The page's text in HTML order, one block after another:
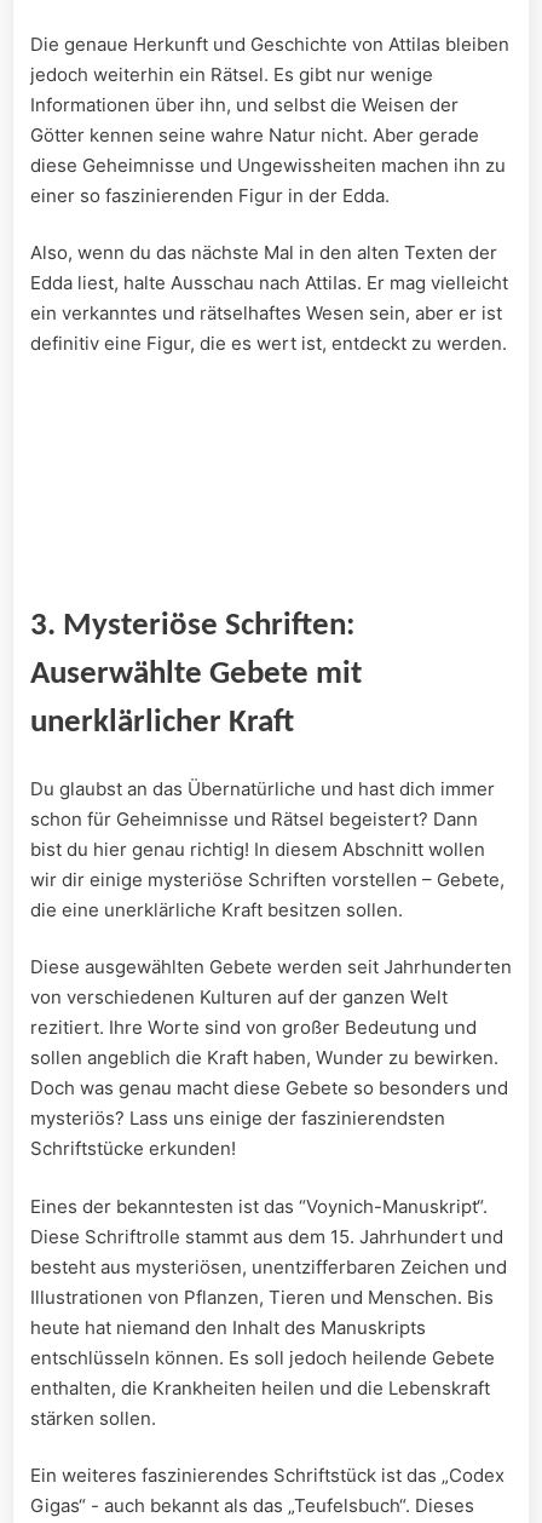
Die genaue Herkunft und Geschichte ⁢von AttiIas bleiben
jedoch weiterhin ein ⁣Rätsel. Es⁣ gibt nur wenige
Informationen über ihn, und⁢ selbst die Weisen der
Götter kennen​ seine ‍wahre Natur nicht. Aber gerade⁢
diese ‌Geheimnisse⁣ und Ungewissheiten ⁣machen ihn zu
einer so faszinierenden Figur‌ in der Edda.
Also, wenn du ​das ⁢nächste Mal in⁣ den‌ alten ‍Texten der
Edda liest, halte Ausschau nach AttiIas. Er mag vielleicht‌
ein ⁢verkanntes​ und rätselhaftes Wesen sein, aber er ist
definitiv eine Figur, die es wert ist, entdeckt zu werden.
3. Mysteriöse Schriften:
Auserwählte Gebete⁣ mit
unerklärlicher Kraft
Du glaubst an das Übernatürliche und hast dich immer
schon für⁣ Geheimnisse und Rätsel begeistert?⁤ Dann
bist du⁣ hier genau richtig! In diesem ⁤Abschnitt wollen
wir dir einige mysteriöse ‍Schriften vorstellen – Gebete,
die eine unerklärliche Kraft besitzen‍ sollen.
Diese⁢ ausgewählten Gebete⁢ werden seit Jahrhunderten
von verschiedenen Kulturen auf der ganzen ⁤Welt⁢
rezitiert. Ihre ‌Worte sind ‍von ⁢großer Bedeutung und⁢
sollen‌ angeblich die Kraft haben, Wunder zu ‍bewirken.
Doch was genau ⁤macht ​diese Gebete so ‌besonders und
mysteriös? Lass uns einige⁢ der faszinierendsten
Schriftstücke erkunden!
Eines der bekanntesten ist ‍das ⁣“Voynich-Manuskript“.
Diese Schriftrolle ​stammt ​aus dem 15. Jahrhundert ​und
besteht ⁣aus mysteriösen, unentzifferbaren Zeichen und‍
Illustrationen von Pflanzen, Tieren und Menschen. Bis
heute hat ⁤niemand ⁤den Inhalt des Manuskripts
⁢entschlüsseln ⁣können.⁣ Es soll jedoch heilende Gebete
enthalten, die Krankheiten heilen und ‍die Lebenskraft
stärken sollen.
Ein​ weiteres faszinierendes Schriftstück ist das „Codex
Gigas“ -​ auch⁢ bekannt⁤ als das „Teufelsbuch“.​ Dieses